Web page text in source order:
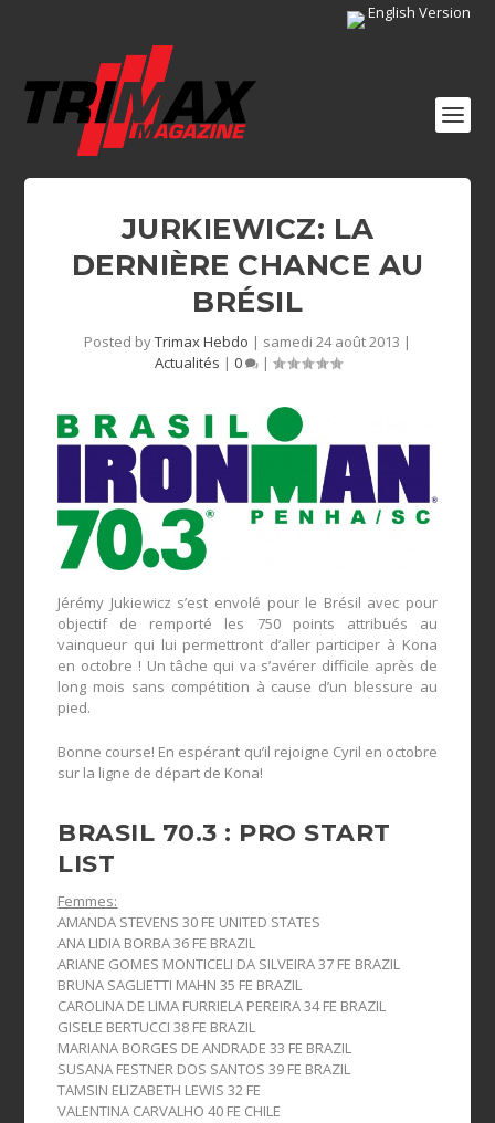
English Version
JURKIEWICZ: LA
DERNIÈRE CHANCE AU
BRÉSIL
Posted byTrimax Hebdo | samedi 24 août 2013 |
Actualités | 0 |
Jérémy Jukiewicz s’est envolé pour le Brésil avec pour
objectif de remporté les 750 points attribués au
vainqueur qui lui permettront d’aller participer à Kona
en octobre ! Un tâche qui va s’avérer difficile après de
long mois sans compétition à cause d’un blessure au
pied.
Bonne course! En espérant qu’il rejoigne Cyril en octobre
sur la ligne de départ de Kona!
BRASIL 70.3 : PRO START
LIST
Femmes:
AMANDA STEVENS 30 FE UNITED STATES
ANA LIDIA BORBA 36 FE BRAZIL
ARIANE GOMES MONTICELI DA SILVEIRA 37 FE BRAZIL
BRUNA SAGLIETTI MAHN 35 FE BRAZIL
CAROLINA DE LIMA FURRIELA PEREIRA 34 FE BRAZIL
GISELE BERTUCCI 38 FE BRAZIL
MARIANA BORGES DE ANDRADE 33 FE BRAZIL
SUSANA FESTNER DOS SANTOS 39 FE BRAZIL
TAMSIN ELIZABETH LEWIS 32 FE
VALENTINA CARVALHO 40 FE CHILE